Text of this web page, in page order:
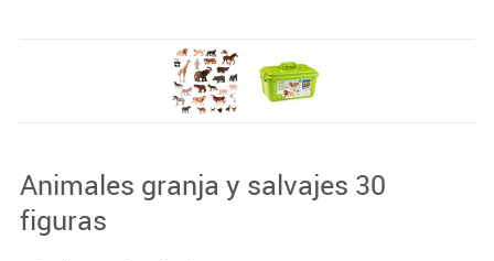
Animales granja y salvajes 30
figuras